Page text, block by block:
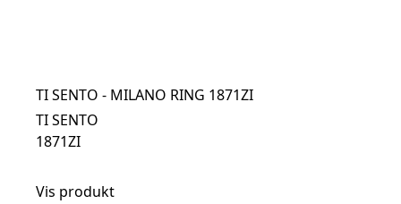
TI SENTO - MILANO RING 1871ZI
TI SENTO
1871ZI
Vis produkt